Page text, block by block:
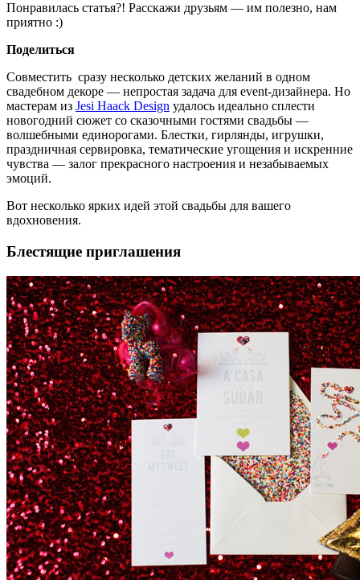
Понравилась статья?! Расскажи друзьям — им полезно, нам
приятно :)
Поделиться
Совместить сразу несколько детских желаний в одном
свадебном декоре — непростая задача для event-дизайнера. Но
мастерам из Jesi Haack Design удалось идеально сплести
новогодний сюжет со сказочными гостями свадьбы —
волшебными единорогами. Блестки, гирлянды, игрушки,
праздничная сервировка, тематические угощения и искренние
чувства — залог прекрасного настроения и незабываемых
эмоций.
Вот несколько ярких идей этой свадьбы для вашего
вдохновения.
Блестящие приглашения